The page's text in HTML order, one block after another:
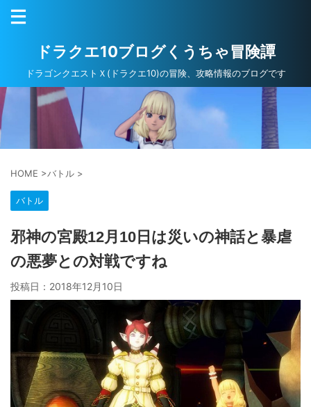
ドラクエ10ブログくうちゃ冒険譚
ドラゴンクエストＸ(ドラクエ10)の冒険、攻略情報のブログです
HOME >バトル >
バトル
邪神の宮殿12月10日は災いの神話と暴虐
の悪夢との対戦ですね
投稿日： 2018年12月10日